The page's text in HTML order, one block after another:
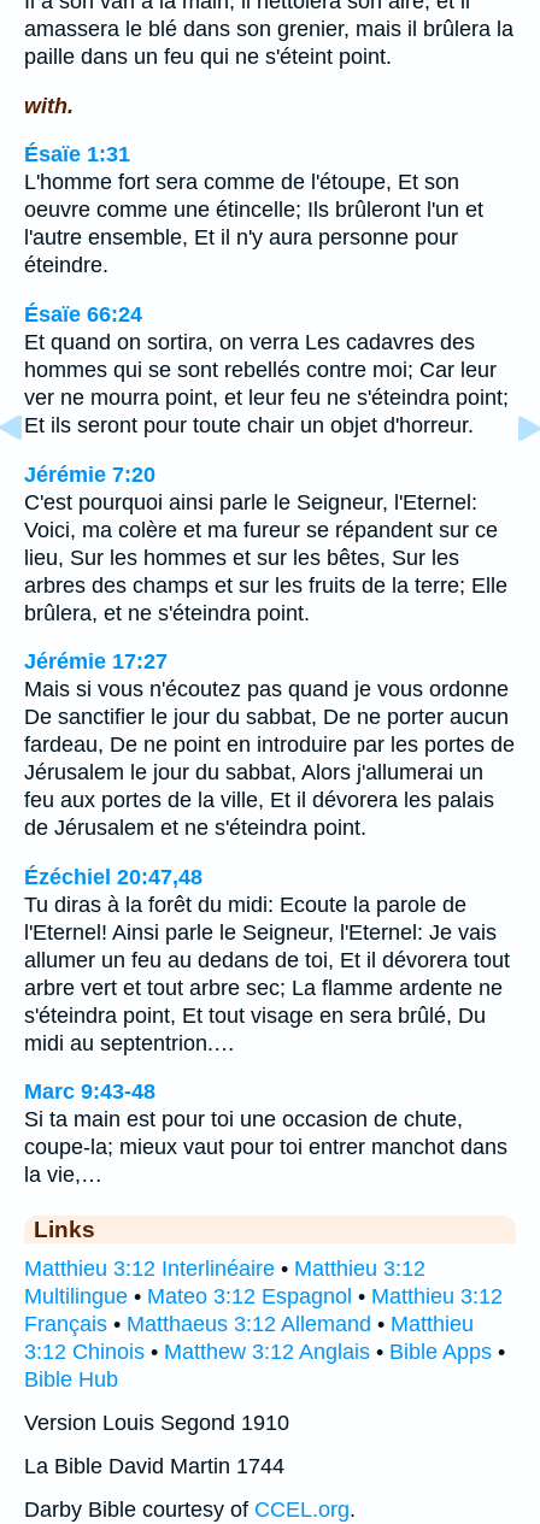
amassera le blé dans son grenier, mais il brûlera la
paille dans un feu qui ne s'éteint point.
with.
Ésaïe 1:31
L'homme fort sera comme de l'étoupe, Et son
oeuvre comme une étincelle; Ils brûleront l'un et
l'autre ensemble, Et il n'y aura personne pour
éteindre.
Ésaïe 66:24
Et quand on sortira, on verra Les cadavres des
hommes qui se sont rebellés contre moi; Car leur
ver ne mourra point, et leur feu ne s'éteindra point;
Et ils seront pour toute chair un objet d'horreur.
Jérémie 7:20
C'est pourquoi ainsi parle le Seigneur, l'Eternel:
Voici, ma colère et ma fureur se répandent sur ce
lieu, Sur les hommes et sur les bêtes, Sur les
arbres des champs et sur les fruits de la terre; Elle
brûlera, et ne s'éteindra point.
Jérémie 17:27
Mais si vous n'écoutez pas quand je vous ordonne
De sanctifier le jour du sabbat, De ne porter aucun
fardeau, De ne point en introduire par les portes de
Jérusalem le jour du sabbat, Alors j'allumerai un
feu aux portes de la ville, Et il dévorera les palais
de Jérusalem et ne s'éteindra point.
Ézéchiel 20:47,48
Tu diras à la forêt du midi: Ecoute la parole de
l'Eternel! Ainsi parle le Seigneur, l'Eternel: Je vais
allumer un feu au dedans de toi, Et il dévorera tout
arbre vert et tout arbre sec; La flamme ardente ne
s'éteindra point, Et tout visage en sera brûlé, Du
midi au septentrion.…
Marc 9:43-48
Si ta main est pour toi une occasion de chute,
coupe-la; mieux vaut pour toi entrer manchot dans
la vie,…
Links
Matthieu 3:12 Interlinéaire • Matthieu 3:12
Multilingue • Mateo 3:12 Espagnol • Matthieu 3:12
Français • Matthaeus 3:12 Allemand • Matthieu
3:12 Chinois • Matthew 3:12 Anglais • Bible Apps •
Bible Hub
Version Louis Segond 1910
La Bible David Martin 1744
Darby Bible courtesy of CCEL.org.